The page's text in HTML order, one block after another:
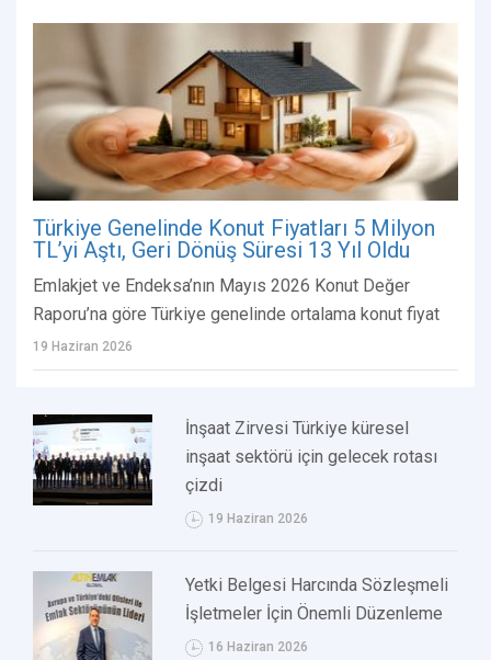
Türkiye Genelinde Konut Fiyatları 5 Milyon
TL’yi Aştı, Geri Dönüş Süresi 13 Yıl Oldu
Emlakjet ve Endeksa’nın Mayıs 2026 Konut Değer
Raporu’na göre Türkiye genelinde ortalama konut fiyat
19 Haziran 2026
İnşaat Zirvesi Türkiye küresel
inşaat sektörü için gelecek rotası
çizdi
19 Haziran 2026
Yetki Belgesi Harcında Sözleşmeli
İşletmeler İçin Önemli Düzenleme
16 Haziran 2026